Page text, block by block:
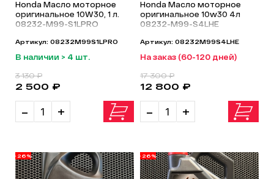
Honda Масло моторное
оригинальное 10W30, 1 л.
08232-M99-S1LPRO
Артикул: 08232M99S1LPRO
В наличии > 4 шт.
- +
2 500 ₽
3 130 ₽
Honda Масло моторное
оригинальное 10w30 4л
08232-M99-S4LHE
Артикул: 08232M99S4LHE
На заказ (60-120 дней)
- +
12 800 ₽
17 300 ₽
-26% -26%